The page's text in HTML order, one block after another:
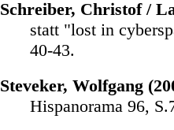
Schreiber, Christof /
statt "lost in
40-43.
Steveker, Wolfgang
Hispanorama 96,